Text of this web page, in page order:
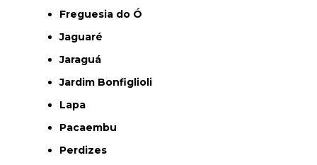
Freguesia do Ó
Jaguaré
Jaraguá
Jardim Bonfiglioli
Lapa
Pacaembu
Perdizes